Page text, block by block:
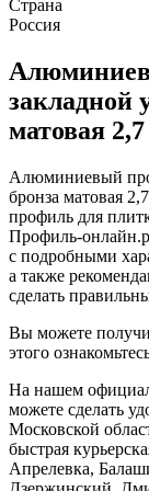
Страна
Россия
закладной
матовая
Алюминиевый
бронза матовая
профиль для
Профиль-
с подробными
а также
сделать
Вы можете
этого
На нашем
можете сделать
Московской
быстрая
Апрелевка,